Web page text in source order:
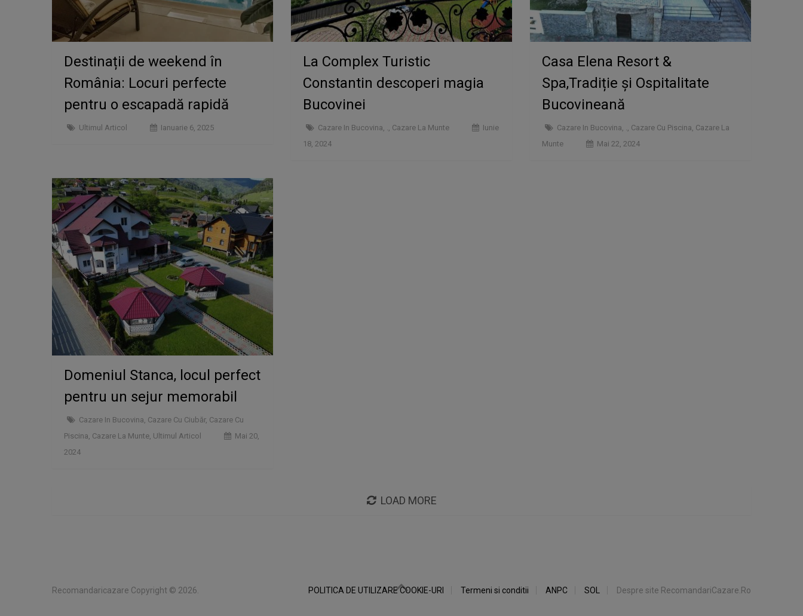
Destinații de weekend în
România: Locuri perfecte
pentru o escapadă rapidă
Ultimul Articol Ianuarie 6, 2025
La Complex Turistic
Constantin descoperi magia
Bucovinei
Cazare In Bucovina, ., Cazare La Munte
Iunie
18, 2024
Casa Elena Resort &
Spa,Tradiție și Ospitalitate
Bucovineană
Cazare In Bucovina, ., Cazare Cu Piscina, Cazare La
Munte
Mai 22, 2024
Domeniul Stanca, locul perfect
pentru un sejur memorabil
Cazare In Bucovina, Cazare Cu Ciubăr, Cazare Cu
Piscina, Cazare La Munte, Ultimul Articol
Mai 20,
2024
LOAD MORE
Recomandaricazare Copyright © 2026. POLITICA DE UTILIZARE COOKIE-URI Termeni si conditii ANPC SOL Despre site RecomandariCazare.Ro